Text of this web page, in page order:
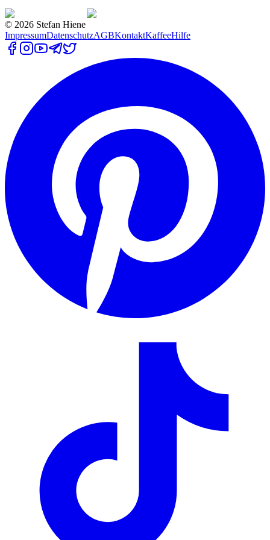
© 2026 Stefan Hiene
ImpressumDatenschutzAGBKontaktKaffeeHilfe